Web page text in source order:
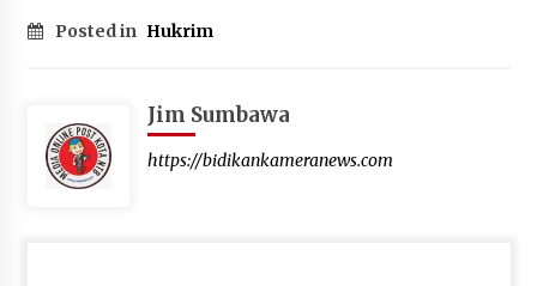
Capaian Program Pemerintah Kabupaten
Posted in Hukrim
Jim Sumbawa
https://bidikankameranews.com